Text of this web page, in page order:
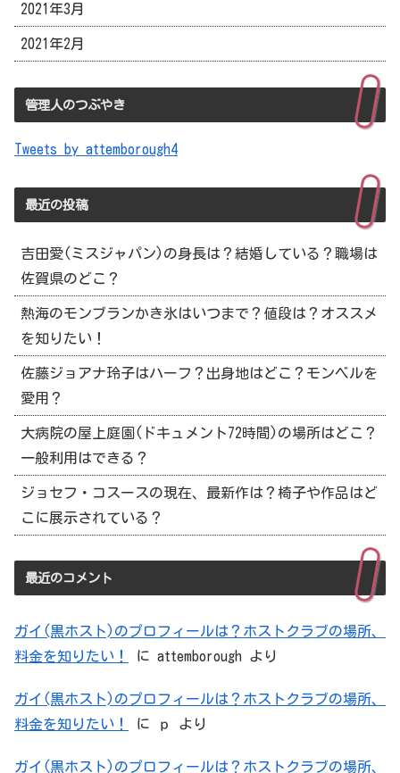
2021年3月
2021年2月
管理人のつぶやき
Tweets by attemborough4
最近の投稿
吉田愛(ミスジャパン)の身長は？結婚している？職場は
佐賀県のどこ？
熱海のモンブランかき氷はいつまで？値段は？オススメ
を知りたい！
佐藤ジョアナ玲子はハーフ？出身地はどこ？モンベルを
愛用？
大病院の屋上庭園(ドキュメント72時間)の場所はどこ？
一般利用はできる？
ジョセフ・コスースの現在、最新作は？椅子や作品はど
こに展示されている？
最近のコメント
ガイ(黒ホスト)のプロフィールは？ホストクラブの場所、
料金を知りたい！
に attemborough より
ガイ(黒ホスト)のプロフィールは？ホストクラブの場所、
料金を知りたい！
に ｐ より
ガイ(黒ホスト)のプロフィールは？ホストクラブの場所、